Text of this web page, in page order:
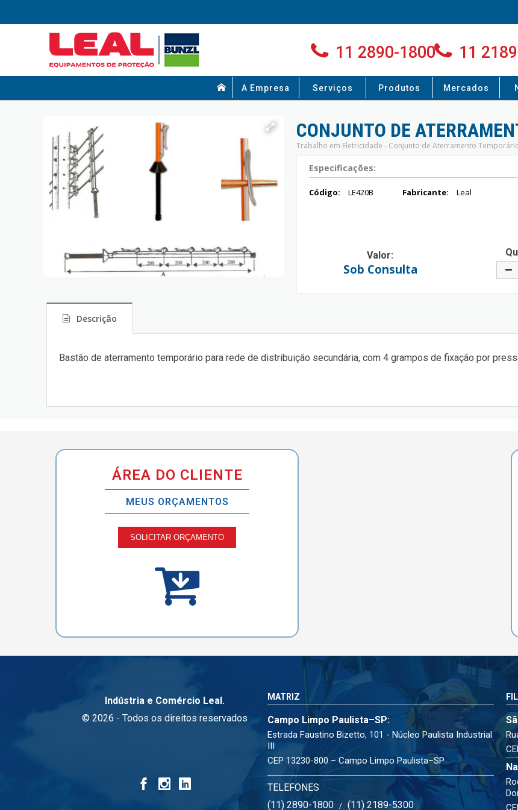
11 2890-1800 11
A Empresa Serviços Produtos Mercados
CONJUNTO DE
Trabalho em Eletricidade - Conjunto de Aterramento
Especificações:
Código: LE420B Fabricante: Leal
Valor:
Sob Consulta
Descrição
Bastão de aterramento temporário para rede de distribuição secundária, com 4 grampos de fixação por
ÁREA DO CLIENTE
MEUS ORÇAMENTOS
SOLICITAR ORÇAMENTO
Indústria e Comércio Leal.
© 2026 - Todos os direitos reservados
MATRIZ
Campo Limpo Paulista–SP:
Estrada Faustino Bizetto, 101 - Núcleo Paulista Industrial
III
CEP 13230-800 – Campo Limpo Paulista–SP
TELEFONES
(11) 2890-1800 /(11) 2189-5300